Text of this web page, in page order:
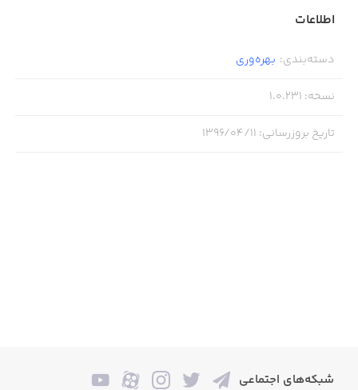
اطلاعات
دسته‌بندی: بهره‌وری
نسخه:
1.0.231
تاریخ بروزرسانی: ۱۳۹۶/۰۴/۱۱
شبکه‌های اجتماعی